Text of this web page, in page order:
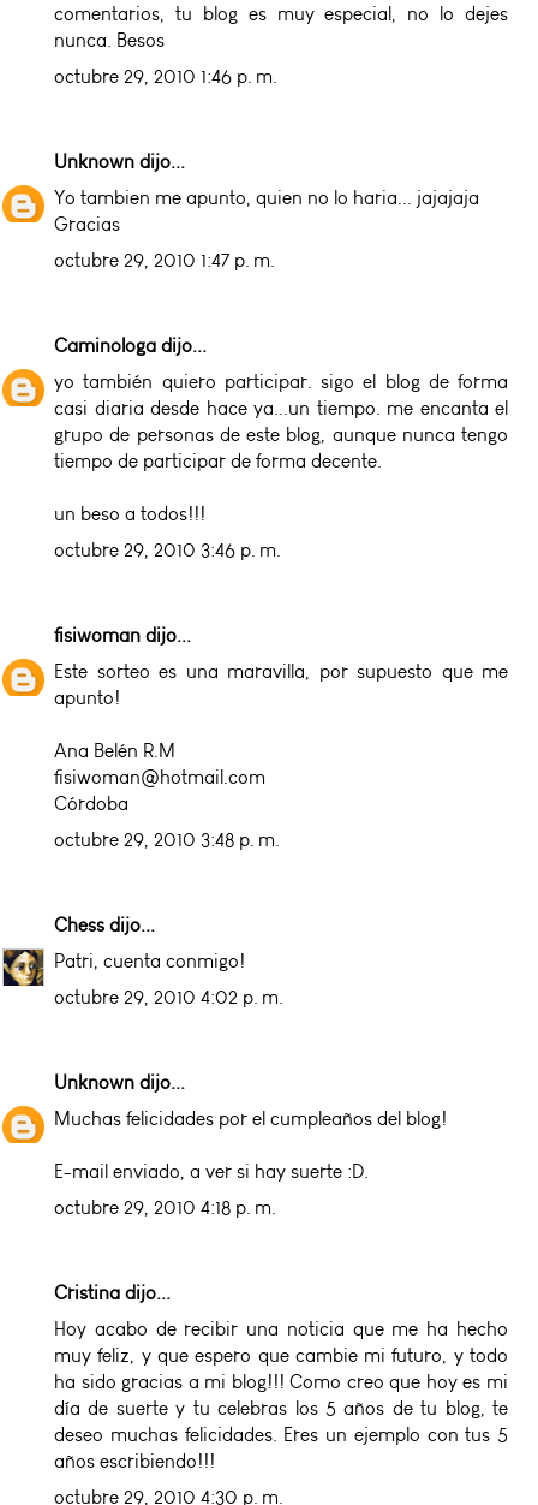
comentarios, tu blog es muy especial, no lo dejes
nunca. Besos
octubre 29, 2010 1:46 p. m.
Unknown dijo...
Yo tambien me apunto, quien no lo haria... jajajaja
Gracias
octubre 29, 2010 1:47 p. m.
Caminologa dijo...
yo también quiero participar. sigo el blog de forma
casi diaria desde hace ya...un tiempo. me encanta el
grupo de personas de este blog, aunque nunca tengo
tiempo de participar de forma decente.
un beso a todos!!!
octubre 29, 2010 3:46 p. m.
fisiwoman dijo...
Este sorteo es una maravilla, por supuesto que me
apunto!
Ana Belén R.M
fisiwoman@hotmail.com
Córdoba
octubre 29, 2010 3:48 p. m.
Chess dijo...
Patri, cuenta conmigo!
octubre 29, 2010 4:02 p. m.
Unknown dijo...
Muchas felicidades por el cumpleaños del blog!
E-mail enviado, a ver si hay suerte :D.
octubre 29, 2010 4:18 p. m.
Cristina dijo...
Hoy acabo de recibir una noticia que me ha hecho
muy feliz, y que espero que cambie mi futuro, y todo
ha sido gracias a mi blog!!! Como creo que hoy es mi
día de suerte y tu celebras los 5 años de tu blog, te
deseo muchas felicidades. Eres un ejemplo con tus 5
años escribiendo!!!
octubre 29, 2010 4:30 p. m.